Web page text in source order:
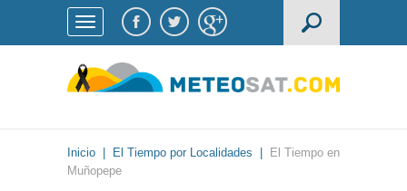
Inicio El Tiempo por Localidades
El Tiempo en
Muñopepe